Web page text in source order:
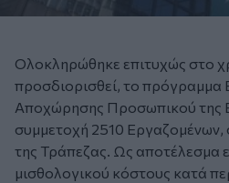
Ολοκληρώθηκε επιτυχώς στο
προσδιορισθεί, το πρόγραμμα
Αποχώρησης Προσωπικού της
συμμετοχή 2510
της Τράπεζας. Ως αποτέλεσμα
μισθολογικού κόστους κατά